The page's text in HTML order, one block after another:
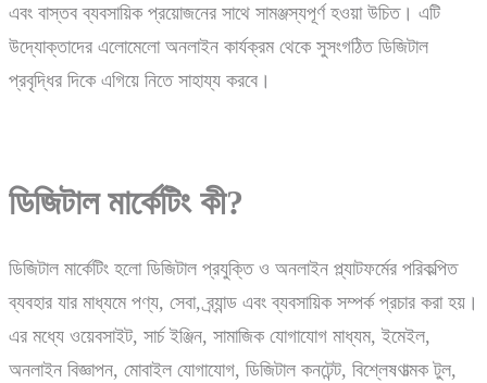
এবং বাস্তব ব্যবসায়িক প্রয়োজনের সাথে সামঞ্জস্যপূর্ণ হওয়া উচিত। এটি
উদ্যোক্তাদের এলোমেলো অনলাইন কার্যক্রম থেকে সুসংগঠিত ডিজিটাল
প্রবৃদ্ধির দিকে এগিয়ে নিতে সাহায্য করবে।
ডিজিটালমার্কেটিংকী?
ডিজিটাল মার্কেটিং হলো ডিজিটাল প্রযুক্তি ও অনলাইন প্ল্যাটফর্মের পরিকল্পিত
ব্যবহার যার মাধ্যমে পণ্য, সেবা, ব্র্যান্ড এবং ব্যবসায়িক সম্পর্ক প্রচার করা হয়।
এর মধ্যে ওয়েবসাইট, সার্চ ইঞ্জিন, সামাজিক যোগাযোগ মাধ্যম, ইমেইল,
অনলাইন বিজ্ঞাপন, মোবাইল যোগাযোগ, ডিজিটাল কনটেন্ট, বিশ্লেষণাত্মক টুল,